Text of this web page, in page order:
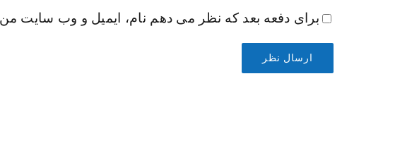
برای دفعه بعد که نظر می دهم نام، ایمیل و وب سایت من